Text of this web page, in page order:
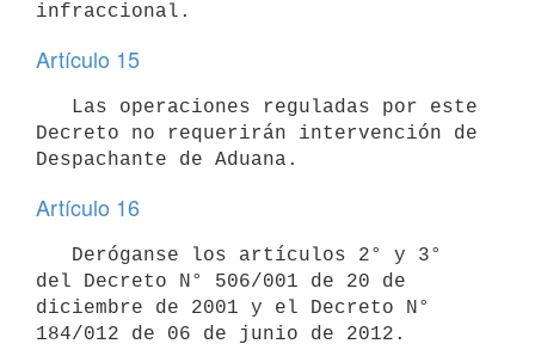
Artículo 15
Decreto no requerirán intervención de
Artículo 16
del Decreto N° 506/001 de 20 de
diciembre de 2001 y el Decreto N°